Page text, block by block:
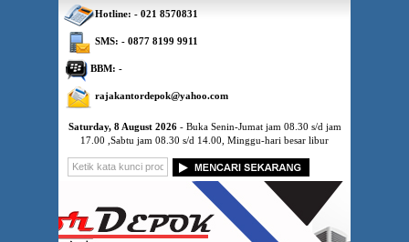
Saturday, 8 August 2026- Buka Senin-Jumat jam 08.30 s/d jam
17.00 ,Sabtu jam 08.30 s/d 14.00, Minggu-hari besar libur
Hotline: - 021 8570831
SMS: - 0877 8199 9911
BBM: -
rajakantordepok@yahoo.com